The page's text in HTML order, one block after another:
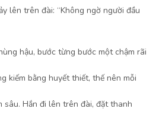
lên trên đài: “Không ngờ người đầu
hậu, bước từng bước một chậm rãi
kiếm bằng huyết thiết, thế nên mỗi
sâu. Hắn đi lên trên đài, đặt thanh